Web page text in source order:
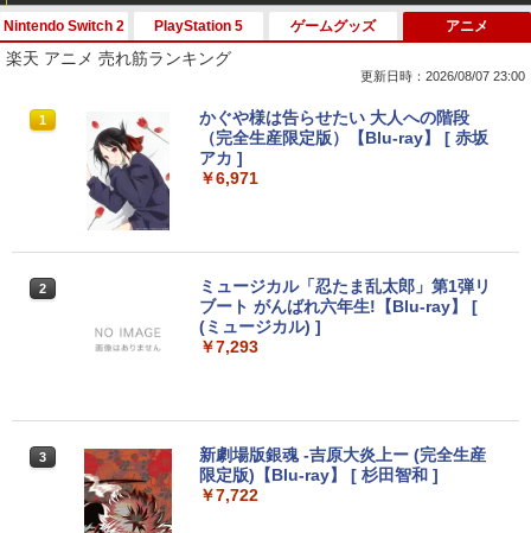
Nintendo Switch 2
1
ファイアーエムブレム 万紫千紅
￥8,970
2
任天堂 【Switch2】マリオカート ワー
ルド [BEE-P-AAAAA NSW2 マリオカ-
ト ワ-ルド]
￥8,970
3
【ホリ公式】【任天堂ライセンス商品】
スプラトゥーン レイダース ワイヤレス
ホリパッド TURBO for Nintendo Switc
PlayStation 5
1
PS5 スティックカバー コントローラー
交換用 スティックキャップ PS4 コント
ローラー / PS5 コントローラー / PS5 コ
ントローラー Edge ハンドル 交換用 周
￥630
2
【全品20％OFF】＼1000円ポッキリ！
／ ps5 コントローラー カバー PlayStati
on5 保護カバー コントローラー用 ps5
用 プレイステーション5 周辺機器 アク
￥1,000
3
【SIE】【中古品】ソニー『DEATH STR
ANDING DIRECTOR’S CUT』ECJS-00
012 PS5 ゲームソフト 1週間保証【中
ゲームグッズ
1
【中古】メタルギア ソリッド ピースウ
ォーカー - PSP
￥627
2
ペダルインナースプリング（1個）/対応
機種：スラストマスター T-GT/T300RS/
【レターパックライト対応/3個まで定
型外郵便対応】 * LAILE レイル
￥900
3
Switch2 ケース スイッチ2 Nintendo 対
応 スイッチ スイッチツー 名入れ かわい
い ニンテンドースイッチ カバー ポーチ
アニメ
楽天 アニメ 売れ筋ランキング
更新日時：2026/08/07 23:00
1
かぐや様は告らせたい 大人への階段
（完全生産限定版）【Blu-ray】 [ 赤坂
アカ ]
￥6,971
2
ミュージカル「忍たま乱太郎」第1弾リ
ブート がんばれ六年生!【Blu-ray】 [
(ミュージカル) ]
￥7,293
3
新劇場版銀魂 -吉原大炎上ー (完全生産
限定版)【Blu-ray】 [ 杉田智和 ]
￥7,722